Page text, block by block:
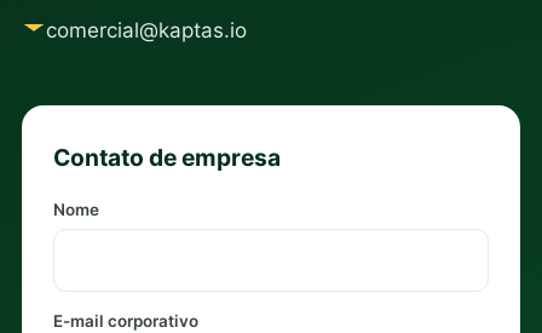
comercial@kaptas.io
Contato de empresa
Nome
E-mail corporativo